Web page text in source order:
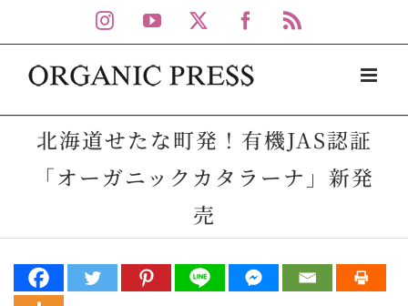
to
content
Instagram
YouTube Facebook
北海道せたな町発！有機JAS認証
「オーガニックカタラーナ」新発
売